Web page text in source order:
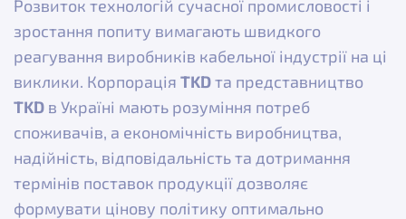
Розвиток технологій сучасної промисловості і
зростання попиту вимагають швидкого
реагування виробників кабельної індустрії на ці
виклики. Корпорація TKDта представництво
TKD в Україні мають розуміння потреб
споживачів, а економічність виробництва,
надійність, відповідальність та дотримання
термінів поставок продукції дозволяє
формувати цінову політику оптимально